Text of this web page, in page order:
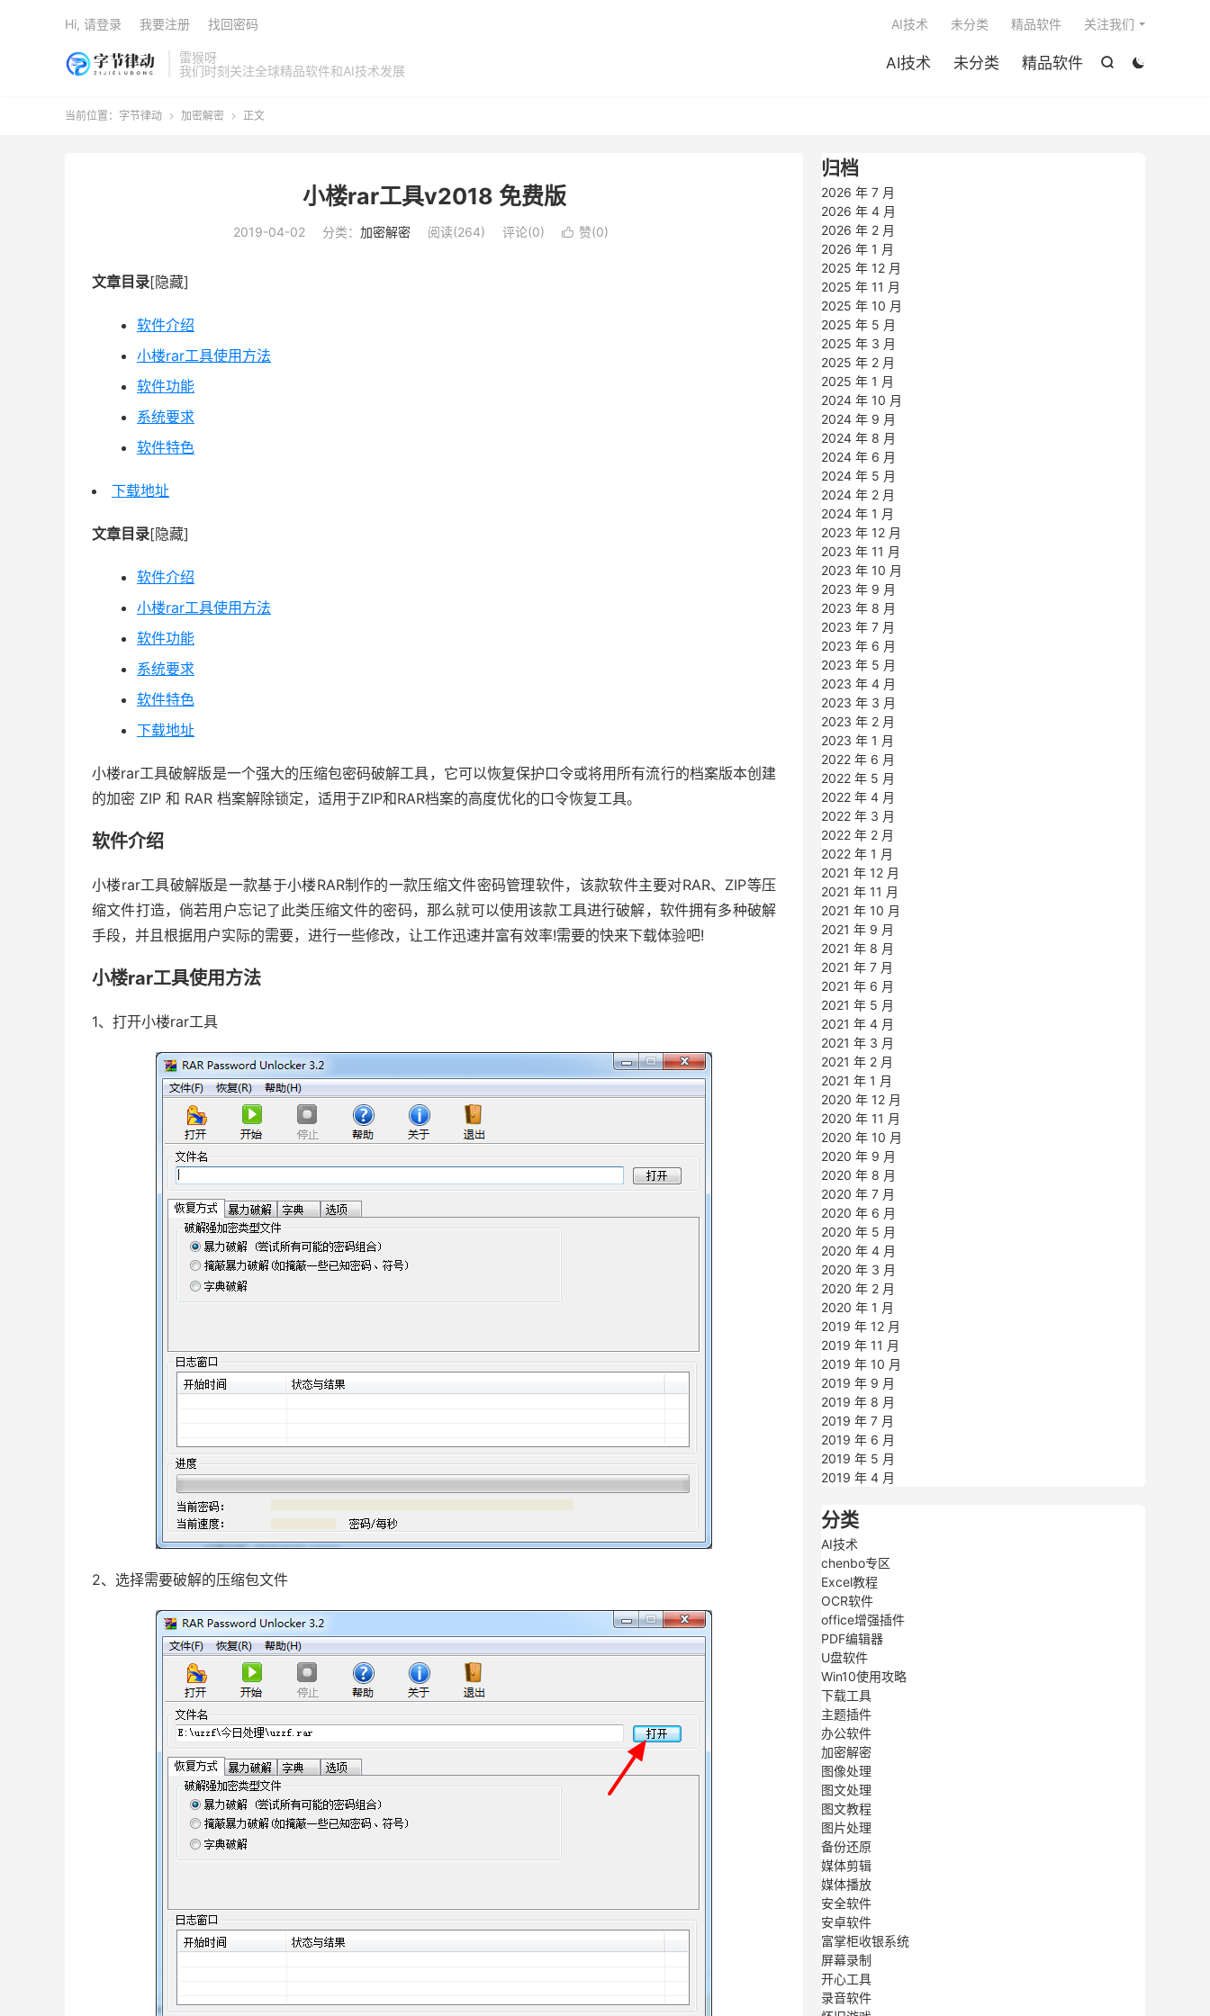
雷猴呀
我们时刻关注全球精品软件和AI技术发展


AI技术 未分类 精品软件
AI技术 未分类 精品软件 关注我们
Hi, 请登录 我要注册 找回密码
当前位置： 字节律动  加密解密  正文
小楼rar工具v2018 免费版
2019-04-02 分类： 加密解密 阅读(264) 评论(0)  赞(0)
文章目录[隐藏]
软件介绍
小楼rar工具使用方法
软件功能
系统要求
软件特色
下载地址
文章目录[隐藏]
软件介绍
小楼rar工具使用方法
软件功能
系统要求
软件特色
下载地址
小楼rar工具破解版是一个强大的压缩包密码破解工具，它可以恢复保护口令或将用所有流行的档案版本创建
的加密 ZIP 和 RAR 档案解除锁定，适用于ZIP和RAR档案的高度优化的口令恢复工具。
软件介绍
小楼rar工具破解版是一款基于小楼RAR制作的一款压缩文件密码管理软件，该款软件主要对RAR、ZIP等压
缩文件打造，倘若用户忘记了此类压缩文件的密码，那么就可以使用该款工具进行破解，软件拥有多种破解
手段，并且根据用户实际的需要，进行一些修改，让工作迅速并富有效率!需要的快来下载体验吧!
小楼rar工具使用方法
1、打开小楼rar工具
2、选择需要破解的压缩包文件
归档
2026 年 7 月
2026 年 4 月
2026 年 2 月
2026 年 1 月
2025 年 12 月
2025 年 11 月
2025 年 10 月
2025 年 5 月
2025 年 3 月
2025 年 2 月
2025 年 1 月
2024 年 10 月
2024 年 9 月
2024 年 8 月
2024 年 6 月
2024 年 5 月
2024 年 2 月
2024 年 1 月
2023 年 12 月
2023 年 11 月
2023 年 10 月
2023 年 9 月
2023 年 8 月
2023 年 7 月
2023 年 6 月
2023 年 5 月
2023 年 4 月
2023 年 3 月
2023 年 2 月
2023 年 1 月
2022 年 6 月
2022 年 5 月
2022 年 4 月
2022 年 3 月
2022 年 2 月
2022 年 1 月
2021 年 12 月
2021 年 11 月
2021 年 10 月
2021 年 9 月
2021 年 8 月
2021 年 7 月
2021 年 6 月
2021 年 5 月
2021 年 4 月
2021 年 3 月
2021 年 2 月
2021 年 1 月
2020 年 12 月
2020 年 11 月
2020 年 10 月
2020 年 9 月
2020 年 8 月
2020 年 7 月
2020 年 6 月
2020 年 5 月
2020 年 4 月
2020 年 3 月
2020 年 2 月
2020 年 1 月
2019 年 12 月
2019 年 11 月
2019 年 10 月
2019 年 9 月
2019 年 8 月
2019 年 7 月
2019 年 6 月
2019 年 5 月
2019 年 4 月
分类
AI技术
chenbo专区
Excel教程
OCR软件
office增强插件
PDF编辑器
U盘软件
Win10使用攻略
下载工具
主题插件
办公软件
加密解密
图像处理
图文处理
图文教程
图片处理
备份还原
媒体剪辑
媒体播放
安全软件
安卓软件
富掌柜收银系统
屏幕录制
开心工具
录音软件